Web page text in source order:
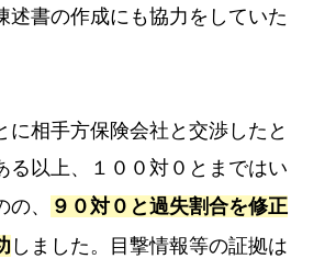
述書の作成にも協力をしていた
に相手方保険会社と交渉したと
る以上、１００対０とまではい
、
９０対０と過失割合を修正
しました。目撃情報等の証拠は